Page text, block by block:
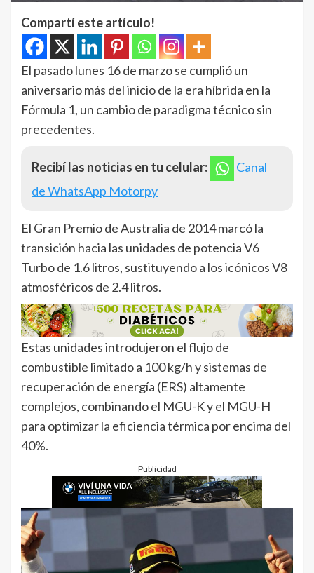
Compartí este artículo!
El pasado lunes 16 de marzo se cumplió un
aniversario más del inicio de la era híbrida en la
Fórmula 1, un cambio de paradigma técnico sin
precedentes.
Recibí las noticias en tu celular:
Canal
de WhatsApp Motorpy
El Gran Premio de Australia de 2014 marcó la
transición hacia las unidades de potencia V6
Turbo de 1.6 litros, sustituyendo a los icónicos V8
atmosféricos de 2.4 litros.
Estas unidades introdujeron el flujo de
combustible limitado a 100 kg/h y sistemas de
recuperación de energía (ERS) altamente
complejos, combinando el MGU-K y el MGU-H
para optimizar la eficiencia térmica por encima del
40%.
Publicidad